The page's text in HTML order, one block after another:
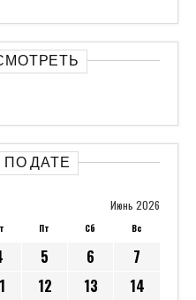
ДАТЕ
Июнь 2026
Пт Сб Вс
5 6
7
12 13
14